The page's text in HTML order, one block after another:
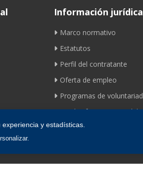
y estadísticas.
Información jurídica
Marco normativo
Estatutos
Perfil del contratante
Oferta de empleo
Programas de
Ayudas fomento